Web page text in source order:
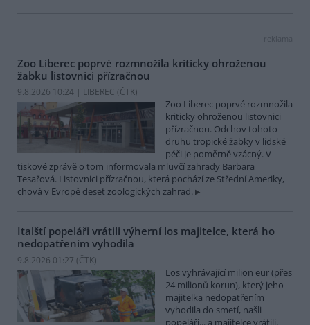
reklama
Zoo Liberec poprvé rozmnožila kriticky ohroženou
žabku listovnici přízračnou
9.8.2026 10:24 | LIBEREC (ČTK)
Zoo Liberec poprvé rozmnožila
kriticky ohroženou listovnici
přízračnou. Odchov tohoto
druhu tropické žabky v lidské
péči je poměrně vzácný. V
tiskové zprávě o tom informovala mluvčí zahrady Barbara
Tesařová. Listovnici přízračnou, která pochází ze Střední Ameriky,
chová v Evropě deset zoologických zahrad.
Italští popeláři vrátili výherní los majitelce, která ho
nedopatřením vyhodila
9.8.2026 01:27 (ČTK)
Los vyhrávající milion eur (přes
24 milionů korun), který jeho
majitelka nedopatřením
vyhodila do smetí, našli
popeláři... a majitelce vrátili,